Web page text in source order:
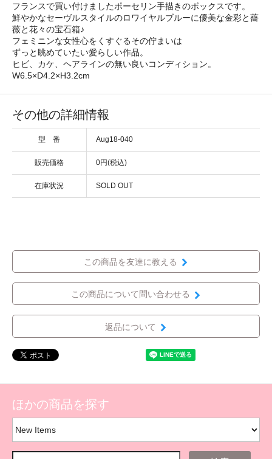
フランスで買い付けましたポーセリン手描きのボックスです。
鮮やかなセーヴルスタイルのロワイヤルブルーに優美な金彩と薔
薇と花々の宝石箱♪
フェミニンな女性心をくすぐるその佇まいは
ずっと眺めていたい愛らしい作品。
ヒビ、カケ、ヘアラインの無い良いコンディション。
W6.5×D4.2×H3.2cm
その他の詳細情報
型 番 Aug18-040
販売価格 0円(税込)
在庫状況 SOLD OUT
この商品を友達に教える
この商品について問い合わせる
返品について
ほかの商品を探す